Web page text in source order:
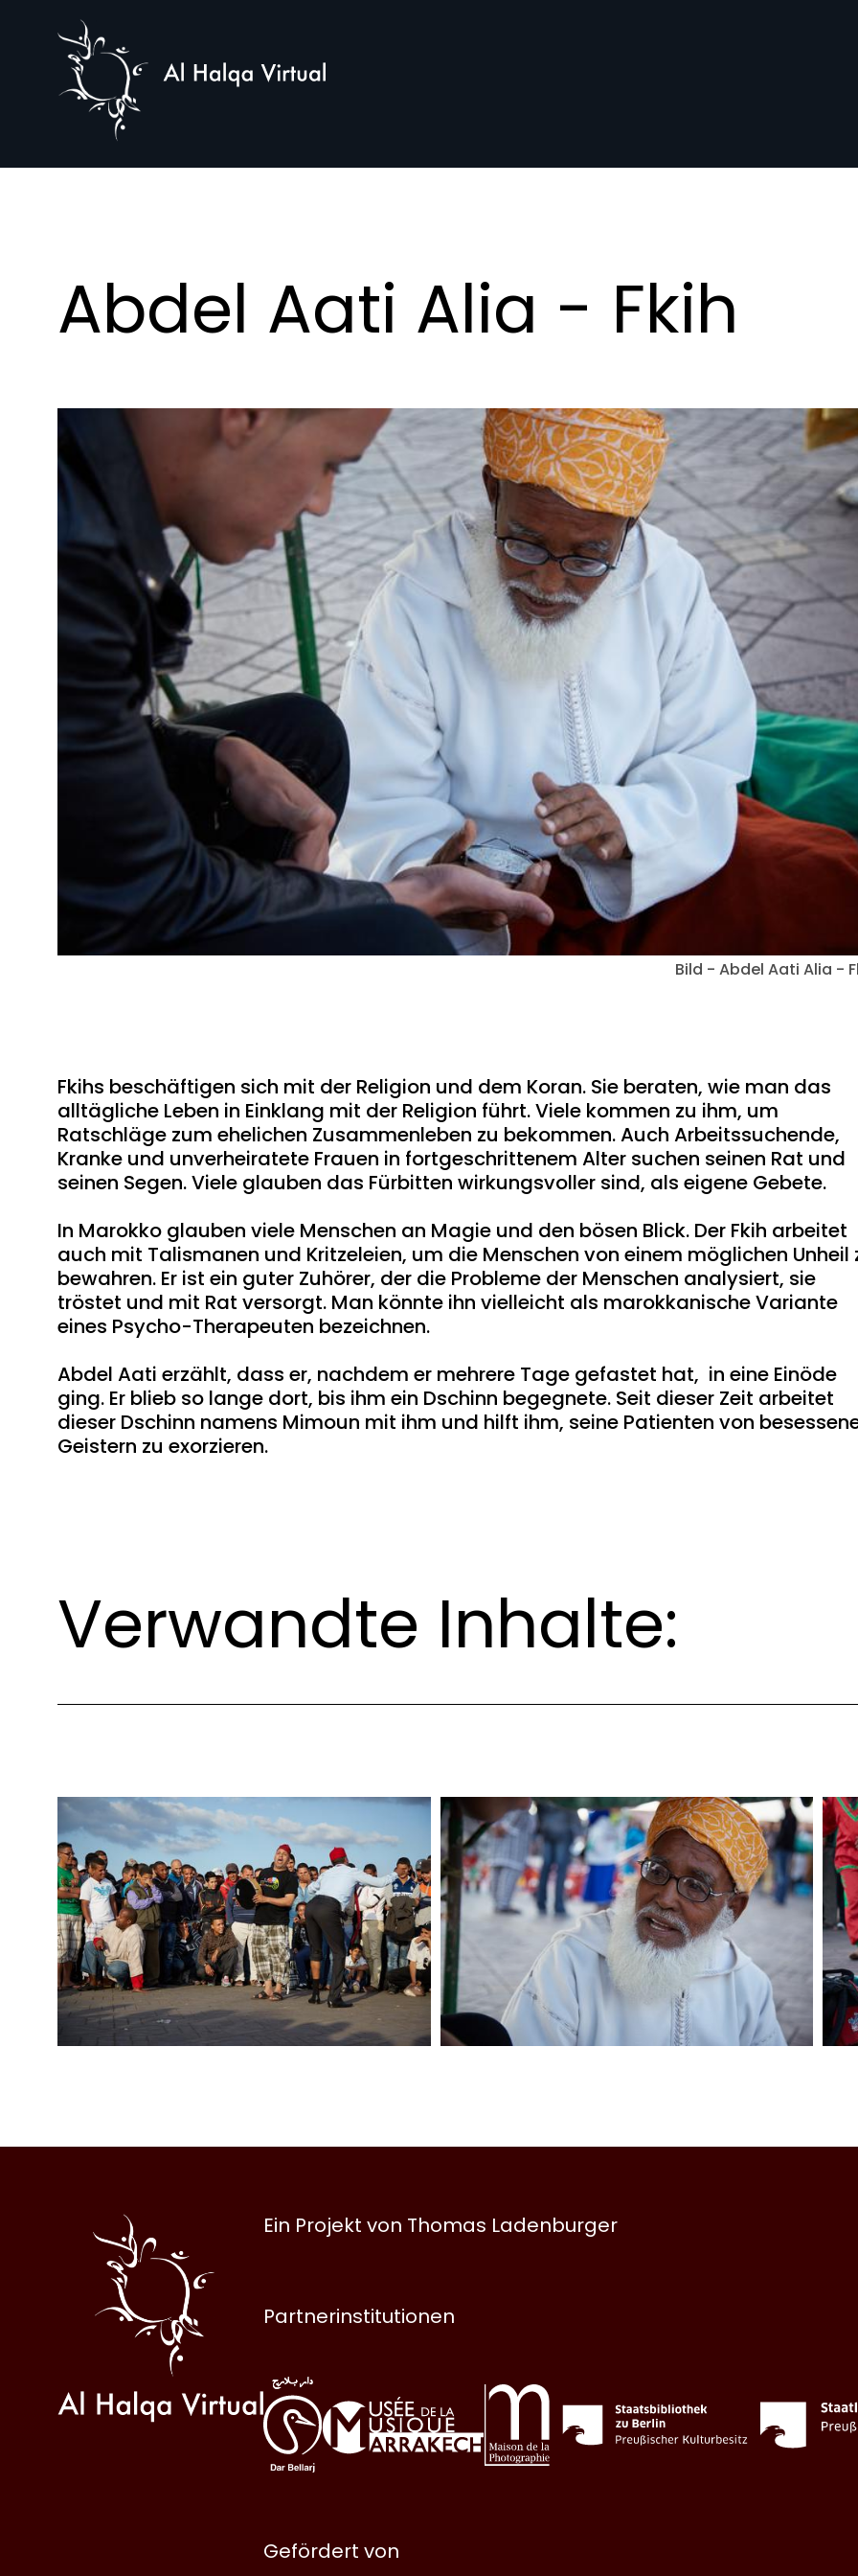
Al
Halqa
Abdel Aati Alia - Fkih
Bild - Abdel Aati Alia -
Fkihs beschäftigen sich mit der Religion und dem Koran. Sie beraten, wie man das
alltägliche Leben in Einklang mit der Religion führt. Viele kommen zu ihm, um
Ratschläge zum ehelichen Zusammenleben zu bekommen. Auch Arbeitssuchende,
Kranke und unverheiratete Frauen in fortgeschrittenem Alter suchen seinen Rat und
seinen Segen. Viele glauben das Fürbitten wirkungsvoller sind, als eigene Gebete.
In Marokko glauben viele Menschen an Magie und den bösen Blick. Der Fkih arbeitet
auch mit Talismanen und Kritzeleien, um die Menschen von einem möglichen Unheil
bewahren. Er ist ein guter Zuhörer, der die Probleme der Menschen analysiert, sie
tröstet und mit Rat versorgt. Man könnte ihn vielleicht als marokkanische Variante
eines Psycho-Therapeuten bezeichnen.
Abdel Aati erzählt, dass er, nachdem er mehrere Tage gefastet hat, in eine Einöde
ging. Er blieb so lange dort, bis ihm ein Dschinn begegnete. Seit dieser Zeit arbeitet
dieser Dschinn namens Mimoun mit ihm und hilft ihm, seine Patienten von
Geistern zu exorzieren.
Verwandte Inhalte:
Halqa
Ein Projekt von Thomas Ladenburger
Partnerinstitutionen
Gefördert von